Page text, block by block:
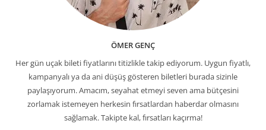
ÖMER GENÇ
Her gün uçak bileti fiyatlarını titizlikle takip ediyorum. Uygun fiyatlı,
kampanyalı ya da ani düşüş gösteren biletleri burada sizinle
paylaşıyorum. Amacım, seyahat etmeyi seven ama bütçesini
zorlamak istemeyen herkesin fırsatlardan haberdar olmasını
sağlamak. Takipte kal, fırsatları kaçırma!